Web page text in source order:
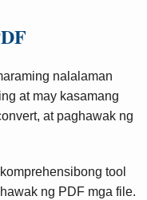
nalalaman
at may kasamang
at paghawak ng
tool
ng PDF mga file.